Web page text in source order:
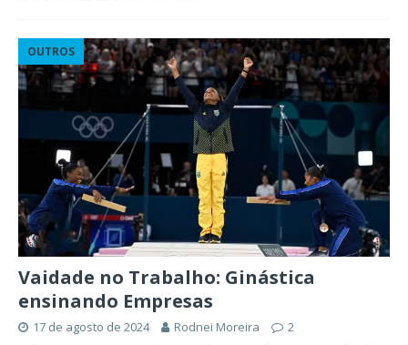
OUTROS
Vaidade no Trabalho: Ginástica
ensinando Empresas
17 de agosto de 2024 Rodnei Moreira 2